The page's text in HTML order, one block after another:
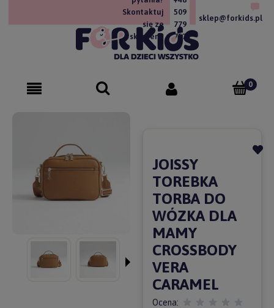
Skontaktuj
się ze
sklepem!
509
779
757
sklep@forkids.pl
JOISSY
TOREBKA
TORBA DO
WÓZKA DLA
MAMY
CROSSBODY
VERA
CARAMEL
Ocena: